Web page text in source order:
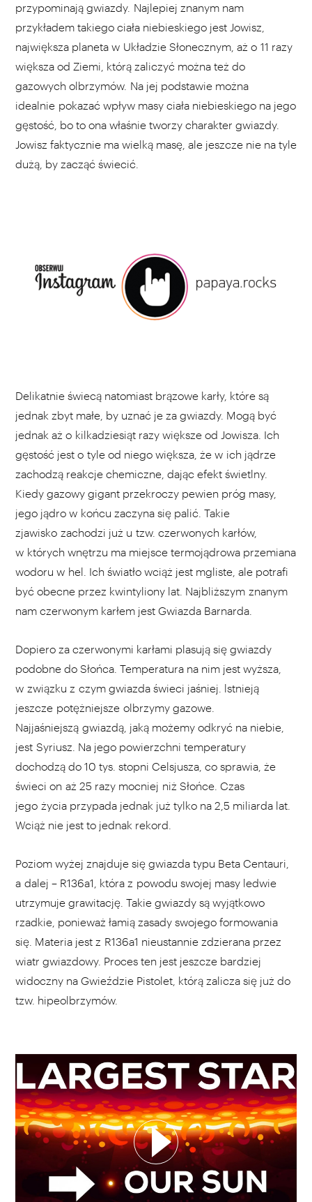
przypominają gwiazdy. Najlepiej znanym nam
przykładem takiego ciała niebieskiego jest Jowisz,
największa planeta w Układzie Słonecznym, aż o 11 razy
większa od Ziemi, którą zaliczyć można też do
gazowych olbrzymów. Na jej podstawie można
idealnie pokazać wpływ masy ciała niebieskiego na jego
gęstość, bo to ona właśnie tworzy charakter gwiazdy.
Jowisz faktycznie ma wielką masę, ale jeszcze nie na tyle
dużą, by zacząć świecić.
Delikatnie świecą natomiast brązowe karły, które są
jednak zbyt małe, by uznać je za gwiazdy. Mogą być
jednak aż o kilkadziesiąt razy większe od Jowisza. Ich
gęstość jest o tyle od niego większa, że w ich jądrze
zachodzą reakcje chemiczne, dając efekt świetlny.
Kiedy gazowy gigant przekroczy pewien próg masy,
jego jądro w końcu zaczyna się palić. Takie
zjawisko zachodzi już u tzw. czerwonych karłów,
w których wnętrzu ma miejsce termojądrowa przemiana
wodoru w hel. Ich światło wciąż jest mgliste, ale potrafi
być obecne przez kwintyliony lat. Najbliższym znanym
nam czerwonym karłem jest Gwiazda Barnarda.
Dopiero za czerwonymi karłami plasują się gwiazdy
podobne do Słońca. Temperatura na nim jest wyższa,
w związku z czym gwiazda świeci jaśniej. lstnieją
jeszcze potężniejsze olbrzymy gazowe.
Najjaśniejszą gwiazdą, jaką możemy odkryć na niebie,
jest Syriusz. Na jego powierzchni temperatury
dochodzą do 10 tys. stopni Celsjusza, co sprawia, że
świeci on aż 25 razy mocniej niż Słońce. Czas
jego życia przypada jednak już tylko na 2,5 miliarda lat.
Wciąż nie jest to jednak rekord.
Poziom wyżej znajduje się gwiazda typu Beta Centauri,
a dalej – R136a1, która z powodu swojej masy ledwie
utrzymuje grawitację. Takie gwiazdy są wyjątkowo
rzadkie, ponieważ łamią zasady swojego formowania
się. Materia jest z R136a1 nieustannie zdzierana przez
wiatr gwiazdowy. Proces ten jest jeszcze bardziej
widoczny na Gwieździe Pistolet, którą zalicza się już do
tzw. hipeolbrzymów.
WYBIERZ SWOJĄ PLAYLISTĘ
DODAJ TEN FILM DO PLAYLISTY